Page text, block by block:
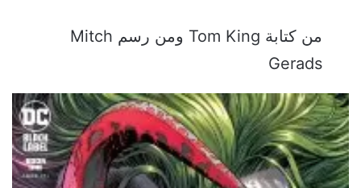
من كتابة Tom King ومن رسم Mitch
Gerads